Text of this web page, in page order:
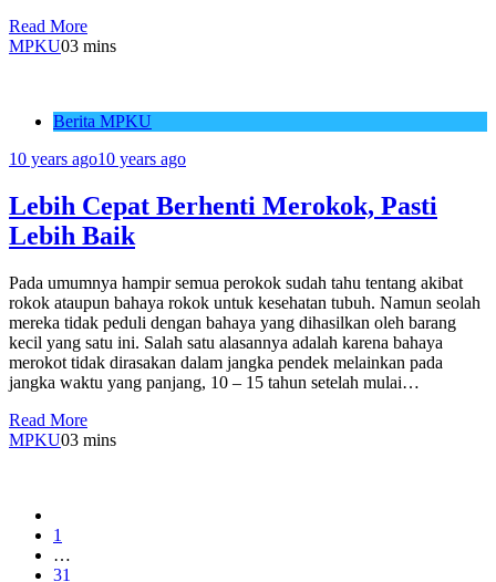
Read More
MPKU03 mins
Berita MPKU
10 years ago10 years ago
Lebih Cepat Berhenti Merokok, Pasti
Lebih Baik
Pada umumnya hampir semua perokok sudah tahu tentang akibat
rokok ataupun bahaya rokok untuk kesehatan tubuh. Namun seolah
mereka tidak peduli dengan bahaya yang dihasilkan oleh barang
kecil yang satu ini. Salah satu alasannya adalah karena bahaya
merokot tidak dirasakan dalam jangka pendek melainkan pada
jangka waktu yang panjang, 10 – 15 tahun setelah mulai…
Read More
MPKU03 mins
1
…
31